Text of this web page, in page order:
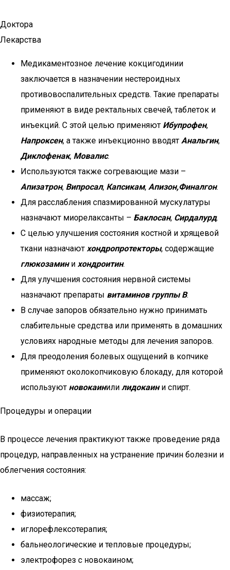
Доктора
Лекарства
Медикаментозное лечение кокцигодинии
заключается в назначении нестероидных
противовоспалительных средств. Такие препараты
применяют в виде ректальных свечей, таблеток и
инъекций. С этой целью применяют Ибупрофен,
Напроксен, а также инъекционно вводят Анальгин,
Диклофенак, Мовалис.
Используются также согревающие мази –
Апизатрон, Випросал, Капсикам, Апизон,Финалгон.
Для расслабления спазмированной мускулатуры
назначают миорелаксанты – Баклосан, Сирдалурд.
С целью улучшения состояния костной и хрящевой
ткани назначают хондропротекторы, содержащие
глюкозамини хондроитин.
Для улучшения состояния нервной системы
назначают препараты витаминов группы В.
В случае запоров обязательно нужно принимать
слабительные средства или применять в домашних
условиях народные методы для лечения запоров.
Для преодоления болевых ощущений в копчике
применяют околокопчиковую блокаду, для которой
используют новокаинили лидокаини спирт.
Процедуры и операции
В процессе лечения практикуют также проведение ряда
процедур, направленных на устранение причин болезни и
облегчения состояния:
массаж;
физиотерапия;
иглорефлексотерапия;
бальнеологические и тепловые процедуры;
электрофорез с новокаином;